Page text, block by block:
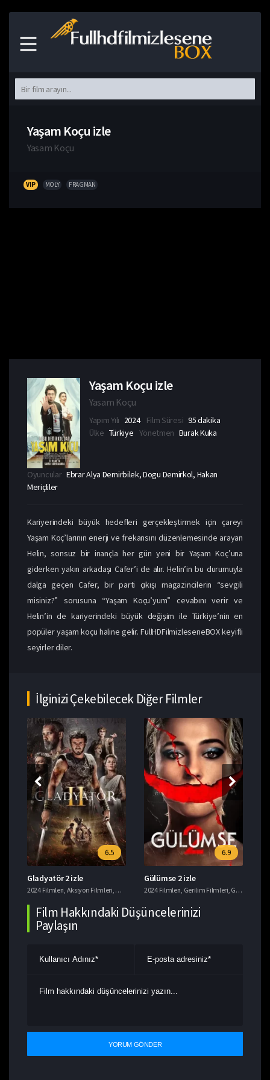
Yaşam Koçu izle
Yasam Koçu
VIP MOLY FRAGMAN
Yaşam Koçu izle
Yasam Koçu
Yapım Yılı 2024 Film Süresi 95 dakika
Ülke Türkiye Yönetmen Burak Kuka
Oyuncular Ebrar Alya Demirbilek, Dogu Demirkol, Hakan
Meriçliler
Kariyerindeki büyük hedefleri gerçekleştirmek için çareyi
Yaşam Koç’larının enerji ve frekansını düzenlemesinde arayan
Helin, sonsuz bir inançla her gün yeni bir Yaşam Koç’una
giderken yakın arkadaşı Cafer’i de alır. Helin’in bu durumuyla
dalga geçen Cafer, bir parti çıkışı magazincilerin “sevgili
misiniz?” sorusuna “Yaşam Koçu’yum” cevabını verir ve
Helin’in de kariyerindeki büyük değişim ile Türkiye’nin en
popüler yaşam koçu haline gelir. FullHDFilmizleseneBOX keyifli
seyirler diler.
İlginizi Çekebilecek Diğer Filmler
Gerilim Filmleri
6.5
Gladyatör 2 izle
2024 Filmleri Aksiyon Filmleri Dram Filmleri, Macera Filmleri, Tavsiye Filmler
6.9
Gülümse 2 izle
2024 Filmleri Gerilim Filmleri Gizem Filmleri
Film Hakkındaki Düşüncelerinizi
Paylaşın